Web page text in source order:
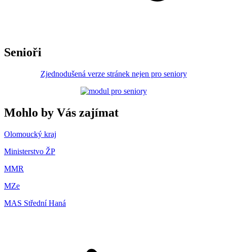
Senioři
Zjednodušená verze stránek nejen pro seniory
Mohlo by Vás zajímat
Olomoucký kraj
Ministerstvo ŽP
MMR
MZe
MAS Střední Haná